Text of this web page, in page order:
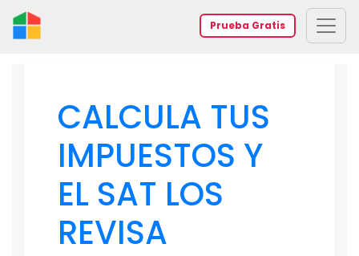
Prueba Gratis
CALCULA TUS
IMPUESTOS Y
EL SAT LOS
REVISA